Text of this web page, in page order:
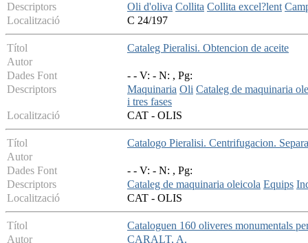
Descriptors
Oli d'oliva Collita Collita excel?lent
Localització
C 24/197
Títol
Cataleg Pieralisi. Obtencion de aceite
Autor
Dades Font
- - V: - N: , Pg:
Descriptors
Maquinaria Oli Cataleg de maquinaria
i tres fases
Localització
CAT - OLIS
Títol
Catalogo Pieralisi. Centrifugacion.
Autor
Dades Font
- - V: - N: , Pg:
Descriptors
Cataleg de maquinaria oleicola Equips
Localització
CAT - OLIS
Títol
Cataloguen 160 oliveres monumentals
Autor
CARALT, A.